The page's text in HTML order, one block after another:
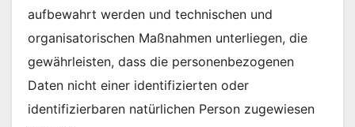
aufbewahrt werden und technischen und
organisatorischen Maßnahmen unterliegen, die
gewährleisten, dass die personenbezogenen
Daten nicht einer identifizierten oder
identifizierbaren natürlichen Person zugewiesen